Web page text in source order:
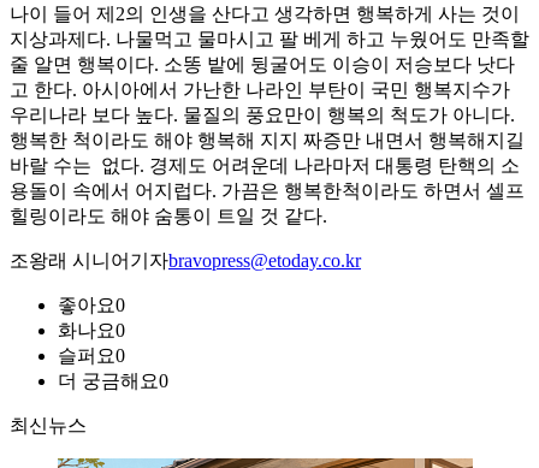
나이 들어 제2의 인생을 산다고 생각하면 행복하게 사는 것이
지상과제다. 나물먹고 물마시고 팔 베게 하고 누웠어도 만족할
줄 알면 행복이다. 소똥 밭에 뒹굴어도 이승이 저승보다 낫다
고 한다. 아시아에서 가난한 나라인 부탄이 국민 행복지수가
우리나라 보다 높다. 물질의 풍요만이 행복의 척도가 아니다.
행복한 척이라도 해야 행복해 지지 짜증만 내면서 행복해지길
바랄 수는 없다. 경제도 어려운데 나라마저 대통령 탄핵의 소
용돌이 속에서 어지럽다. 가끔은 행복한척이라도 하면서 셀프
힐링이라도 해야 숨통이 트일 것 같다.
조왕래 시니어기자bravopress@etoday.co.kr
좋아요0
화나요0
슬퍼요0
더 궁금해요0
최신뉴스